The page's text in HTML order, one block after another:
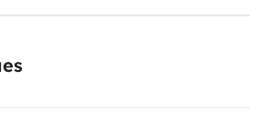
de 6,99m, il offre 5 places carte